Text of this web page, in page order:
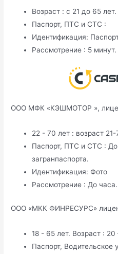
Возраст : с 21 до 65 лет.
Паспорт, ПТС и СТС :
Идентификация:
Рассмотрение : 5 минут.
ООО МФК «КЭШМОТОР »,
22 - 70 лет : возраст 21-
Паспорт, ПТС и СТС :
загранпаспорта.
Идентификация: Фото
Рассмотрение : До часа.
ООО «МКК ФИНРЕСУРС»
18 - 65 лет. Возраст : 20
Паспорт, Водительское